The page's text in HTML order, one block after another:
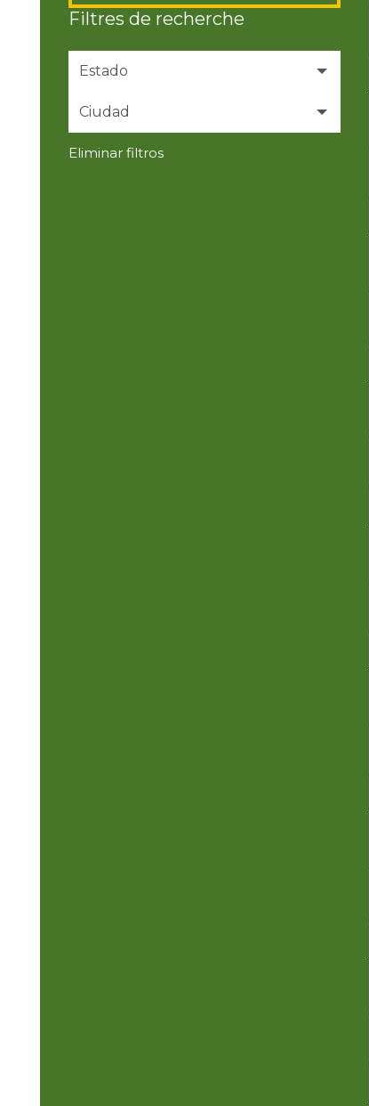
Filtres de recherche
Estado
Texas 71
Ciudad
Eliminar filtros